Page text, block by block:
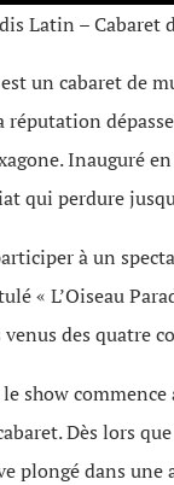
Latin – Cabaret
est un cabaret de
Inauguré
qui perdure
à un
« L’Oiseau
venus des quatre
show commence
Dès lors
plongé dans une